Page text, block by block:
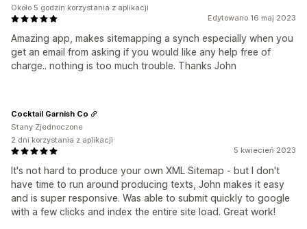
Edytowano 16 maj 2023
Amazing app, makes sitemapping a synch especially when you
get an email from asking if you would like any help free of
charge.. nothing is too much trouble. Thanks John
Około 5 godzin korzystania z aplikacji
5 kwiecień 2023
It's not hard to produce your own XML Sitemap - but I don't
have time to run around producing texts, John makes it easy
and is super responsive. Was able to submit quickly to google
with a few clicks and index the entire site load. Great work!
Cocktail Garnish Co
Stany Zjednoczone
2 dni korzystania z aplikacji